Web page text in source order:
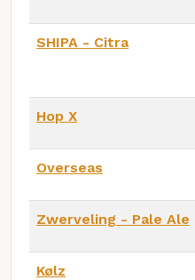
SHIPA - Citra
Hop X
Overseas
Zwerveling - Pale Ale
Kølz